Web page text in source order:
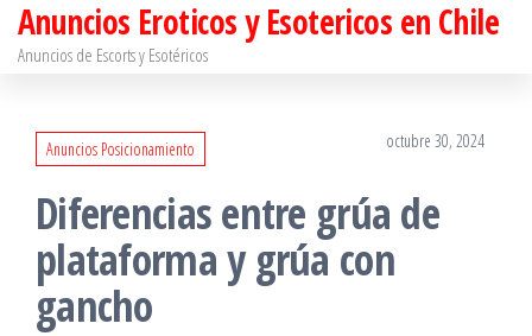
SaltarAnuncios Eroticos y Esotericos en Chile
Anuncios de Escorts y Esotéricos
Anuncios Posicionamiento octubre 30, 2024
Diferencias entre grúa de
plataforma y grúa con
gancho